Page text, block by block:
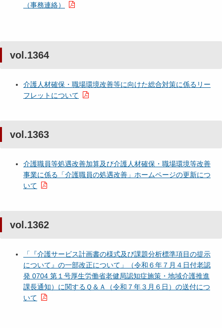
（事務連絡）
vol.1364
介護人材確保・職場環境改善等に向けた総合対策に係るリー
フレットについて
vol.1363
介護職員等処遇改善加算及び介護人材確保・職場環境等改善
事業に係る「介護職員の処遇改善」ホームページの更新につ
いて
vol.1362
「『介護サービス計画書の様式及び課題分析標準項目の提示
について』の一部改正について」（令和６年７月４日付老認
発 0704 第１号厚生労働省老健局認知症施策・地域介護推進
課長通知）に関するＱ＆Ａ（令和７年３月６日）の送付につ
いて